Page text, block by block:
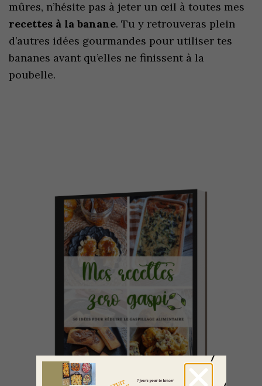
mûres, n’hésite pas à jeter un œil à toutes mes
recettes à la banane. Tu y retrouveras plein
d’autres idées gourmandes pour utiliser tes
bananes avant qu’elles ne finissent à la
poubelle.